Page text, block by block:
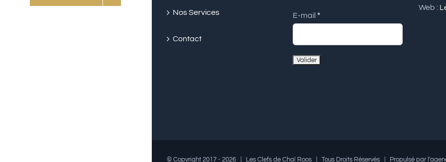
Nos Services
Contact
E-mail *
Web :
© Copyright 2017 - 2026 | Les Clefs de Chaï Roos | Tous Droits Réservés | Propulsé par